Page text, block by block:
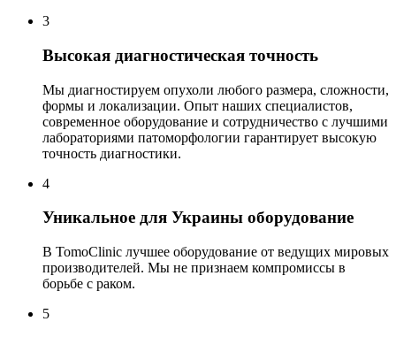
3
Высокая диагностическая точность
Мы диагностируем опухоли любого размера, сложности,
формы и локализации. Опыт наших специалистов,
современное оборудование и сотрудничество с лучшими
лабораториями патоморфологии гарантирует высокую
точность диагностики.
4
Уникальное для Украины оборудование
В TomoClinic лучшее оборудование от ведущих мировых
производителей. Мы не признаем компромиссы в
борьбе с раком.
5